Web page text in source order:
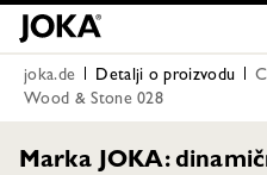
joka.de Detalji o proizvodu
Wood & Stone 028
Marka JOKA: